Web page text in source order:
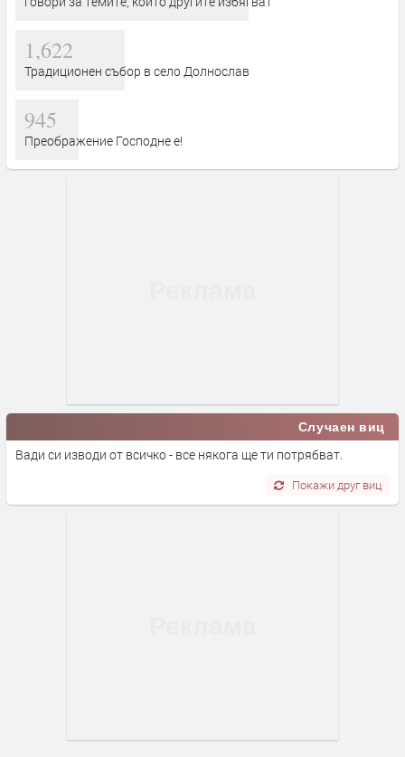
1,622
Традиционен събор в село Долнослав
945
Преображение Господне е!
Случаен виц
Вади си изводи от всичко - все някога ще ти потрябват.
Покажи друг виц